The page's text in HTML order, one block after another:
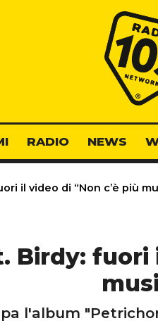
RADIO NEWS
il video di “Non c’è più
Birdy: fuori
l'album